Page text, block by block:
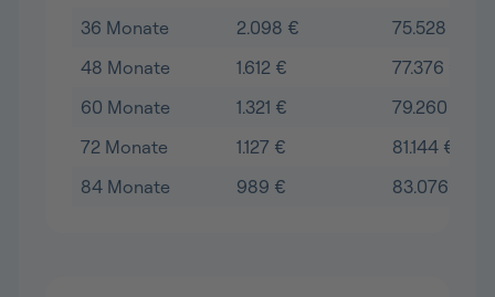
36 Monate
2.098 €
75.528 €
48 Monate
1.612 €
77.376 €
60 Monate
1.321 €
79.260 €
72 Monate
1.127 €
81.144 €
84 Monate
989 € 83.076 €